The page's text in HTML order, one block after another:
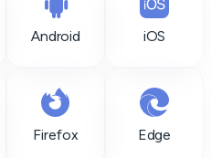
Android iOS
Firefox Edge